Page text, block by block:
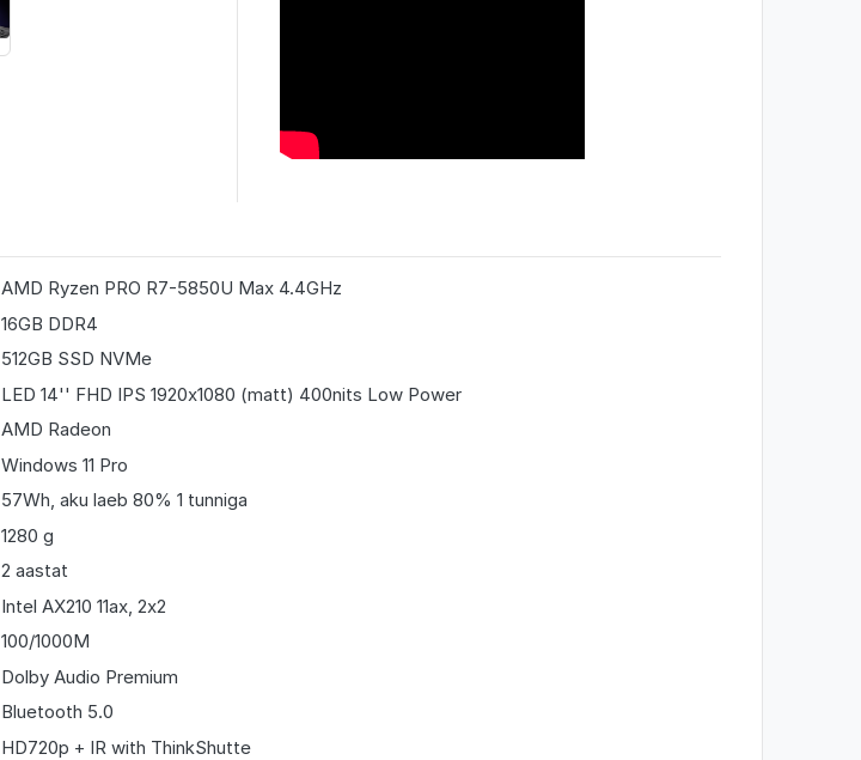
AMD Ryzen PRO R7-5850U Max 4.4GHz
16GB DDR4
512GB SSD NVMe
LED 14'' FHD IPS 1920x1080 (matt) 400nits Low Power
AMD Radeon
Windows 11 Pro
57Wh, aku laeb 80% 1 tunniga
1280 g
2 aastat
Intel AX210 11ax, 2x2
100/1000M
Dolby Audio Premium
Bluetooth 5.0
HD720p + IR with ThinkShutte